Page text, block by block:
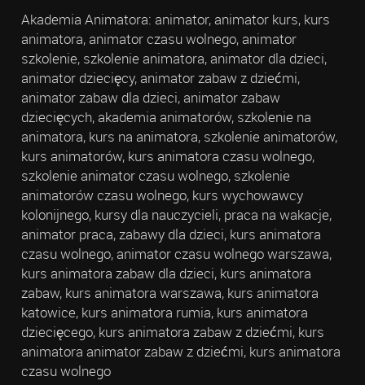
Akademia Animatora: animator, animator kurs, kurs
animatora, animator czasu wolnego, animator
szkolenie, szkolenie animatora, animator dla dzieci,
animator dziecięcy, animator zabaw z dziećmi,
animator zabaw dla dzieci, animator zabaw
dziecięcych, akademia animatorów, szkolenie na
animatora, kurs na animatora, szkolenie animatorów,
kurs animatorów, kurs animatora czasu wolnego,
szkolenie animator czasu wolnego, szkolenie
animatorów czasu wolnego, kurs wychowawcy
kolonijnego, kursy dla nauczycieli, praca na wakacje,
animator praca, zabawy dla dzieci, kurs animatora
czasu wolnego, animator czasu wolnego warszawa,
kurs animatora zabaw dla dzieci, kurs animatora
zabaw, kurs animatora warszawa, kurs animatora
katowice, kurs animatora rumia, kurs animatora
dziecięcego, kurs animatora zabaw z dziećmi, kurs
animatora animator zabaw z dziećmi, kurs animatora
czasu wolnego